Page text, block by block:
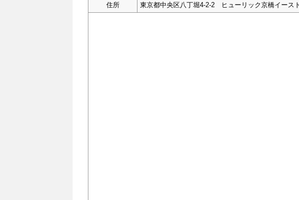
住所
東京都中央区八丁堀4-2-2 ヒューリック京橋イース